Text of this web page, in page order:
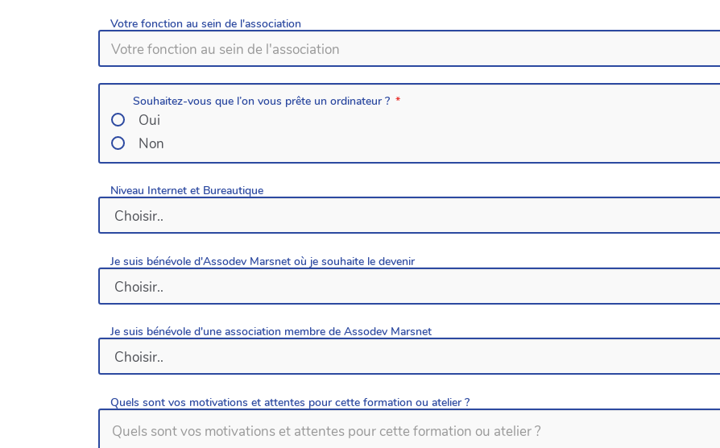
Votre fonction au sein de l'association
Souhaitez-vous que l’on vous prête un ordinateur ?
Oui
Non
Niveau Internet et Bureautique
Je suis bénévole d'Assodev Marsnet où je souhaite le devenir
Je suis bénévole d'une association membre de Assodev Marsnet
Quels sont vos motivations et attentes pour cette formation ou atelier ?